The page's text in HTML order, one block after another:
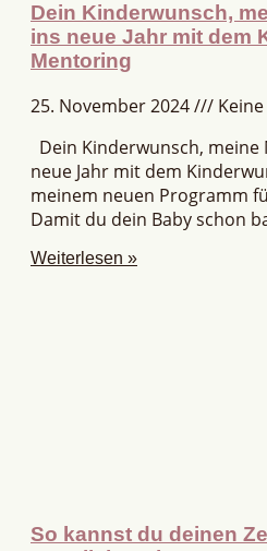
Dein Kinderwunsch,
ins neue Jahr mit dem
Mentoring
25. November 2024
Dein Kinderwunsch, meine
neue Jahr mit dem
meinem neuen Programm
Damit du dein Baby schon
Weiterlesen »
So kannst du deinen